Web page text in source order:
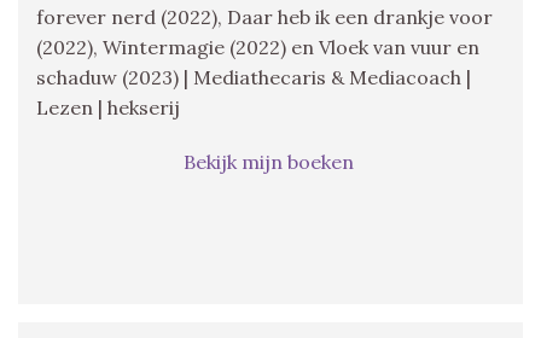
forever nerd (2022), Daar heb ik een drankje voor
(2022), Wintermagie (2022) en Vloek van vuur en
schaduw (2023) | Mediathecaris & Mediacoach |
Lezen | hekserij
Bekijk mijn boeken